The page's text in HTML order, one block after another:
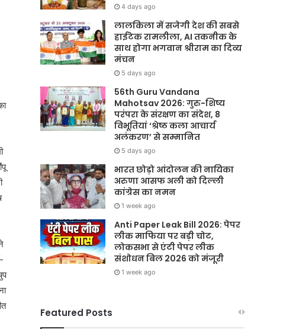
4 days ago
लालकिला में सजेगी देश की सबसे
हाईटेक रामलीला, AI तकनीक के
साथ होगा भगवान श्रीराम का दिव्य
मंचन
5 days ago
56th Guru Vandana
Mahotsav 2026: गुरु-शिष्य
परंपरा के संरक्षण का संदेश, 8
विभूतियां ‘श्रेष्ठ कला आचार्य
अलंकरण’ से सम्मानित
5 days ago
भारत छोड़ो आंदोलन की नायिका
अरुणा आसफ अली को दिल्ली
कांग्रेस का नमन
1 week ago
Anti Paper Leak Bill 2026: पेपर
लीक माफिया पर बड़ी चोट,
लोकसभा से एंटी पेपर लीक
संशोधन बिल 2026 को मंजूरी
1 week ago
Featured Posts